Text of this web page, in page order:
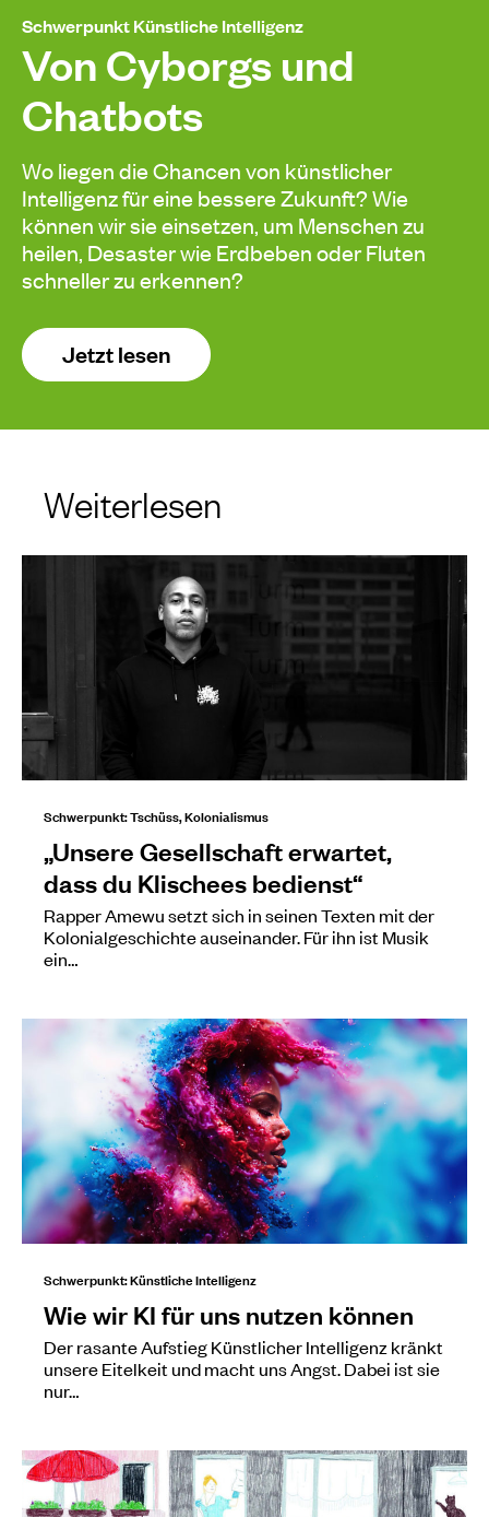
Schwerpunkt Künstliche Intelligenz
Von Cyborgs und
Chatbots
Wo liegen die Chancen von künstlicher
Intelligenz für eine bessere Zukunft? Wie
können wir sie einsetzen, um Menschen zu
heilen, Desaster wie Erdbeben oder Fluten
schneller zu erkennen?
Jetzt lesen
Weiterlesen
Schwerpunkt: Tschüss, Kolonialismus
„Unsere Gesellschaft erwartet,
dass du Klischees bedienst“
Rapper Amewu setzt sich in seinen Texten mit der
Kolonialgeschichte auseinander. Für ihn ist Musik
ein…
Schwerpunkt: Künstliche Intelligenz
Wie wir KI für uns nutzen können
Der rasante Aufstieg Künstlicher Intelligenz kränkt
unsere Eitelkeit und macht uns Angst. Dabei ist sie
nur…